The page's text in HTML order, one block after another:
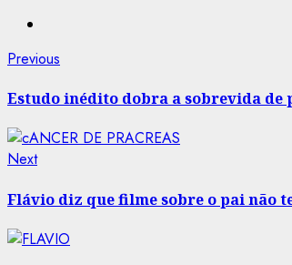
Post
navigation
Previous
Estudo inédito dobra a sobrevida de
NextNext
Flávio diz que filme sobre o pai não